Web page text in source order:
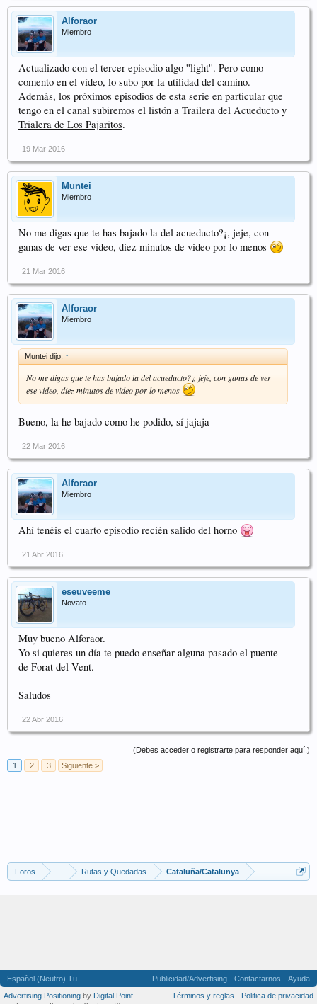
Alforaor
Miembro
Actualizado con el tercer episodio algo ''light''. Pero como
comento en el vídeo, lo subo por la utilidad del camino.
Además, los próximos episodios de esta serie en particular que
tengo en el canal subiremos el listón a Trailera del Acueducto y
Trialera de Los Pajaritos.
19 Mar 2016
Muntei
Miembro
No me digas que te has bajado la del acueducto?¡, jeje, con
ganas de ver ese video, diez minutos de video por lo menos
21 Mar 2016
Alforaor
Miembro
Muntei dijo: ↑
No me digas que te has bajado la del acueducto?¡, jeje, con ganas de ver
ese video, diez minutos de video por lo menos
Bueno, la he bajado como he podido, sí jajaja
22 Mar 2016
Alforaor
Miembro
Ahí tenéis el cuarto episodio recién salido del horno
21 Abr 2016
eseuveeme
Novato
Muy bueno Alforaor.
Yo si quieres un día te puedo enseñar alguna pasado el puente
de Forat del Vent.
Saludos
22 Abr 2016
(Debes acceder o registrarte para responder aquí.)
1
2 3 Siguiente >
Foros Rutas y Quedadas Cataluña/Catalunya
Español (Neutro) Tu Publicidad/Advertising Contactarnos
Ayuda
Términos y reglas
Politica de privacidad
Advertising Positioning by Digital Point